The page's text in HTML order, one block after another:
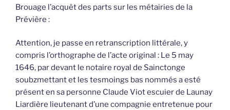
Brouage l’acquêt des parts sur les métairies de la
Prévière :
Attention, je passe en retranscription littérale, y
compris l’orthographe de l’acte original : Le 5 may
1646, par devant le notaire royal de Sainctonge
soubzmettant et les tesmoings bas nommés a esté
présent en sa personne Claude Viot escuier de Launay
Liardière lieutenant d’une compagnie entretenue pour